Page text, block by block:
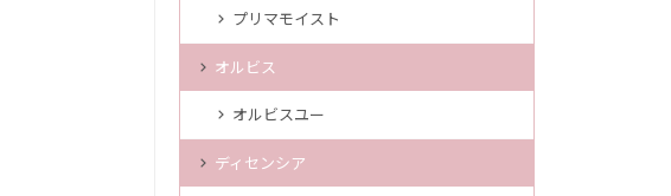
プリマモイスト
オルビス
オルビスユー
ディセンシア